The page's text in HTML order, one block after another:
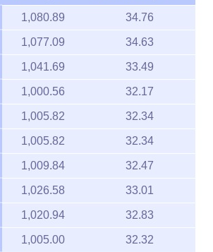
1,080.89 34.76
1,077.09 34.63
1,041.69 33.49
1,000.56 32.17
1,005.82 32.34
1,005.82 32.34
1,009.84 32.47
1,026.58 33.01
1,020.94 32.83
1,005.00 32.32